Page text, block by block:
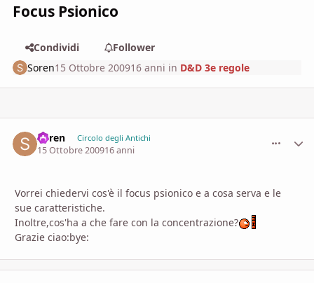
Focus Psionico
Condividi
Follower
Soren15 Ottobre 200916 anni in D&D 3e regole
Soren Circolo degli Antichi
15 Ottobre 200916 anni
Vorrei chiedervi cos'è il focus psionico e a cosa serva e le
sue caratteristiche.
Inoltre,cos'ha a che fare con la concentrazione?
Grazie ciao:bye: